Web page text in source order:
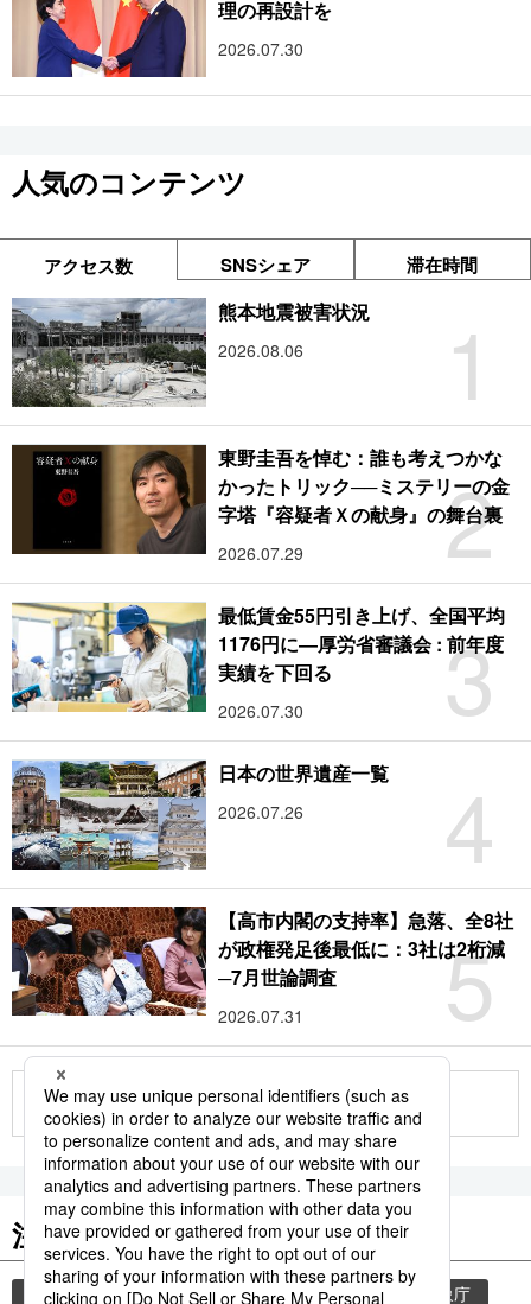
理の再設計を
2026.07.30
人気のコンテンツ
アクセス数 SNSシェア 滞在時間
1
熊本地震被害状況
2026.08.06
2
東野圭吾を悼む：誰も考えつかな
かったトリック──ミステリーの金
字塔『容疑者Ｘの献身』の舞台裏
2026.07.29
3
最低賃金55円引き上げ、全国平均
1176円に―厚労省審議会 : 前年度
実績を下回る
2026.07.30
4
日本の世界遺産一覧
2026.07.26
5
【高市内閣の支持率】急落、全8社
が政権発足後最低に：3社は2桁減
─7月世論調査
2026.07.31
もっと見る
注目のキーワード
共同通信ニュース 気象・災害 災害 気象庁